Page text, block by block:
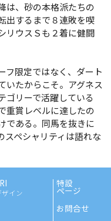
は、砂の本格派たちの
出するまで８連敗を喫
リウスＳも２着に健闘
限定ではなく、ダート
いたからこそ。アグネス
ゴリーで活躍している
重賞レベルに達したの
である。同馬を抜きに
スペシャリティは語れな
イン
特設
ページ
お問合せ